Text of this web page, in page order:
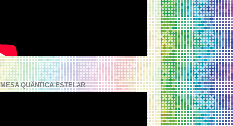
MESA QUÂNTICA ESTELAR